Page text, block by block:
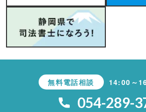
無料電話相談 14:00～
054-289-